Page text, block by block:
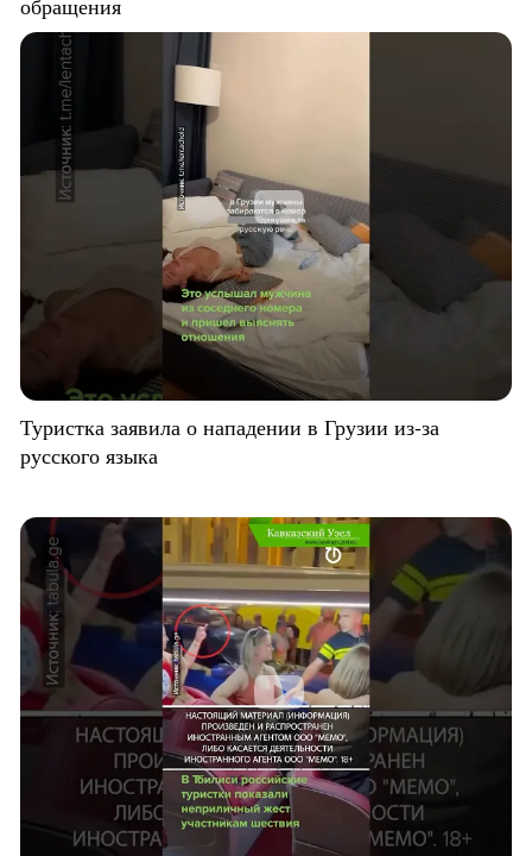
обращения
Туристка заявила о нападении в Грузии из-за
русского языка